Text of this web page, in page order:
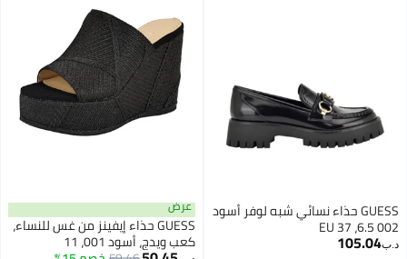
GUESS حذاء نسائي شبه لوفر أسود
002 6.5، 37 EU
د.ب‏105.04
عرض
GUESS حذاء إيفينز من غس للنساء،
كعب ويدج، أسود 001، 11